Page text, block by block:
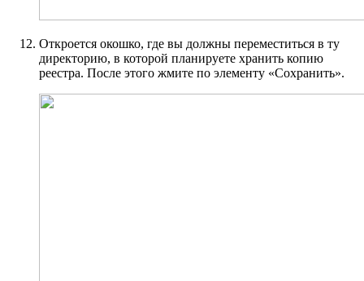
Откроется окошко, где вы должны переместиться в ту
директорию, в которой планируете хранить копию
реестра. После этого жмите по элементу «Сохранить».